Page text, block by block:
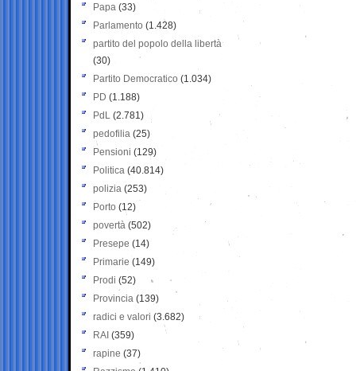
Papa (33)
Parlamento (1.428)
partito del popolo della libertà
(30)
Partito Democratico (1.034)
PD (1.188)
PdL (2.781)
pedofilia (25)
Pensioni (129)
Politica (40.814)
polizia (253)
Porto (12)
povertà (502)
Presepe (14)
Primarie (149)
Prodi (52)
Provincia (139)
radici e valori (3.682)
RAI (359)
rapine (37)